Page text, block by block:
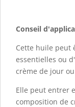
Conseil
Cette huile peut
essentielles ou
crème de jour
Elle peut entrer
composition de